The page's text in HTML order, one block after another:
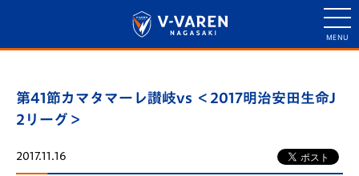
第41節カマタマーレ讃岐vs ＜2017明治安田生命J
2リーグ＞
2017.11.16